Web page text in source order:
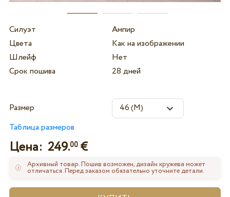
Силуэт
Ампир
Цвета
Как на изображении
Шлейф
Нет
Срок пошива
28 дней
Размер
Таблица размеров
Цена: 249.00€
Архивный товар. Пошив возможен, дизайн кружева может
отличаться. Перед заказом обязательно уточните детали.